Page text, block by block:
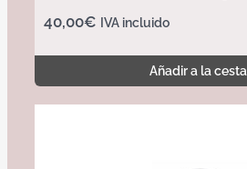
40,00€ IVA incluido
Añadir a la cesta